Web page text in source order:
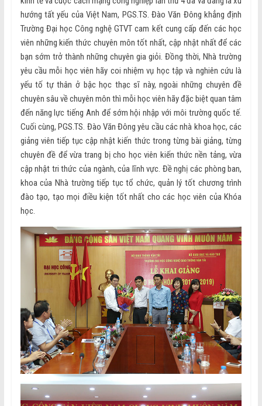
hướng tất yếu của Việt Nam, PGS.TS. Đào Văn Đông khẳng định
Trường Đại học Công nghệ GTVT cam kết cung cấp đến các học
viên những kiến thức chuyên môn tốt nhất, cập nhật nhất để các
bạn sớm trở thành những chuyên gia giỏi. Đồng thời, Nhà trường
yêu cầu mỗi học viên hãy coi nhiệm vụ học tập và nghiên cứu là
yếu tố tự thân ở bậc học thạc sĩ này, ngoài những chuyên đề
chuyên sâu về chuyên môn thì mỗi học viên hãy đặc biệt quan tâm
đến năng lực tiếng Anh để sớm hội nhập với môi trường quốc tế.
Cuối cùng, PGS.TS. Đào Văn Đông yêu cầu các nhà khoa học, các
giảng viên tiếp tục cập nhật kiến thức trong từng bài giảng, từng
chuyên đề để vừa trang bị cho học viên kiến thức nền tảng, vừa
cập nhật tri thức của ngành, của lĩnh vực. Đề nghị các phòng ban,
khoa của Nhà trường tiếp tục tổ chức, quản lý tốt chương trình
đào tạo, tạo mọi điều kiện tốt nhất cho các học viên của Khóa
học.